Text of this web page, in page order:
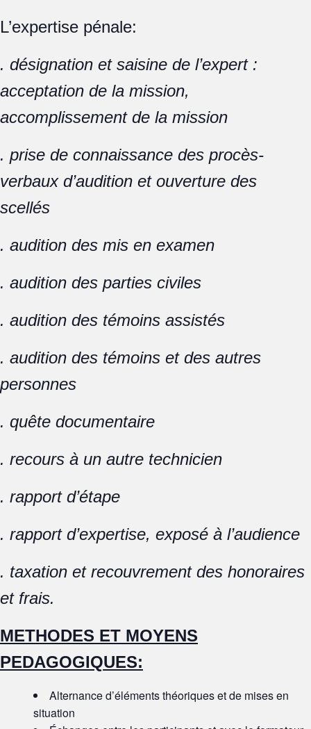
L’expertise pénale:
. désignation et saisine de l’expert :
acceptation de la mission,
accomplissement de la mission
. prise de connaissance des procès-
verbaux d’audition et ouverture des
scellés
. audition des mis en examen
. audition des parties civiles
. audition des témoins assistés
. audition des témoins et des autres
personnes
. quête documentaire
. recours à un autre technicien
. rapport d’étape
. rapport d’expertise, exposé à l’audience
. taxation et recouvrement des honoraires
et frais.
METHODES ET MOYENS
PEDAGOGIQUES:
Alternance d’éléments théoriques et de mises en
situation